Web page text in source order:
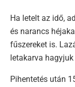
Ha letelt az idő,
és narancs
fűszereket is.
letakarva
Pihentetés után